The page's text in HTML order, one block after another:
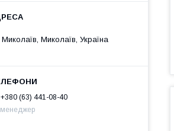
Миколаїв, Миколаїв, Україна
+380 (63) 441-08-40
менеджер